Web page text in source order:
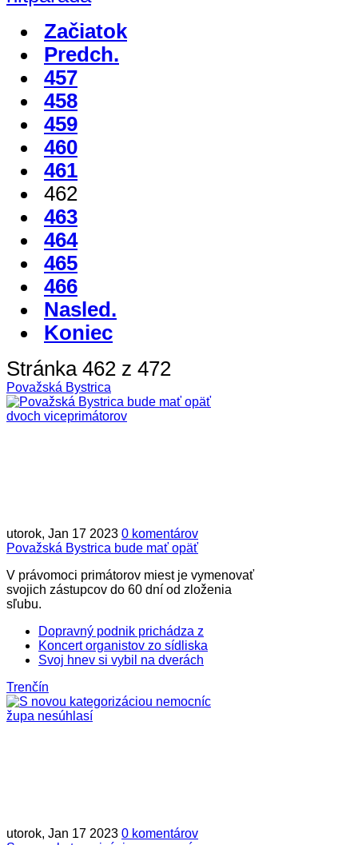
Začiatok
Predch.
457
458
459
460
461
462
463
464
465
466
Nasled.
Koniec
Stránka 462 z 472
Považská Bystrica
utorok, Jan 17 2023 0 komentárov
Považská Bystrica bude mať opäť
V právomoci primátorov miest je vymenovať
svojich zástupcov do 60 dní od zloženia
sľubu.
Dopravný podnik prichádza z
Koncert organistov zo sídliska
Svoj hnev si vybil na dverách
Trenčín
utorok, Jan 17 2023 0 komentárov